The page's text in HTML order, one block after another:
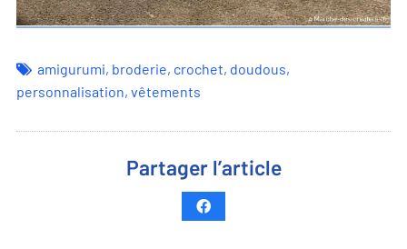
amigurumi, broderie, crochet, doudous,
personnalisation, vêtements
Partager l’article